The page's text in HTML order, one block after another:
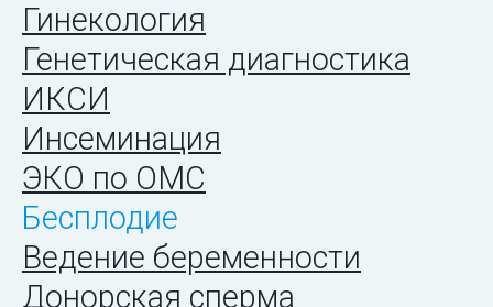
Гинекология
Генетическая диагностика
ИКСИ
Инсеминация
ЭКО по ОМС
Бесплодие
Ведение беременности
Донорская сперма